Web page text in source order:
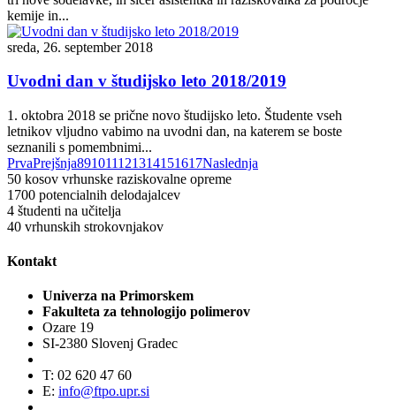
kemije in...
sreda, 26. september 2018
Uvodni dan v študijsko leto 2018/2019
1. oktobra 2018 se prične novo študijsko leto. Študente vseh
letnikov vljudno vabimo na uvodni dan, na katerem se boste
seznanili s pomembnimi...
PrvaPrejšnja891011121314151617Naslednja
50 kosov vrhunske raziskovalne opreme
1700 potencialnih delodajalcev
4 študenti na učitelja
40 vrhunskih strokovnjakov
Kontakt
Univerza na Primorskem
Fakulteta za tehnologijo polimerov
Ozare 19
SI-2380 Slovenj Gradec
T: 02 620 47 60
E: info@ftpo.upr.si